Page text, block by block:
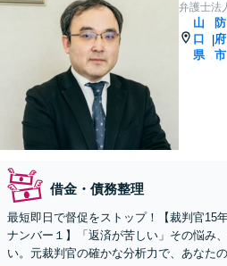
弁護士法
山
口
県
|
防
府
市
借金・債務整理
最短即日で督促をストップ！【裁判官15
ナンバー１】「返済が苦しい」その悩み
い。元裁判官の確かな分析力で、あなた